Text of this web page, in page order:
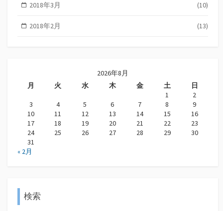
2018年3月 (10)
2018年2月 (13)
2026年8月
月
火 水 木 金 土 日
« 2月
1
2
3
4 5 6 7 8
9
10
11 12 13 14 15
16
17
18 19 20 21 22
23
24
25 26 27 28 29
30
31
検索